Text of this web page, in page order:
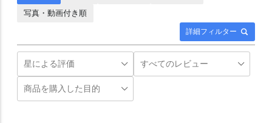
詳細フィルター
写真・動画付き順